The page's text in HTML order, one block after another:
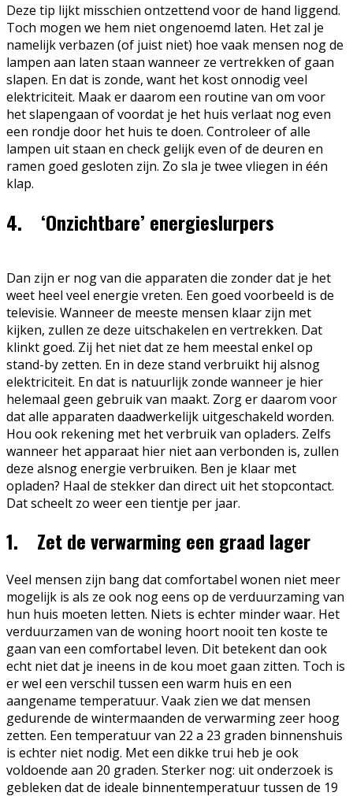
Deze tip lijkt misschien ontzettend voor de hand liggend.
Toch mogen we hem niet ongenoemd laten. Het zal je
namelijk verbazen (of juist niet) hoe vaak mensen nog de
lampen aan laten staan wanneer ze vertrekken of gaan
slapen. En dat is zonde, want het kost onnodig veel
elektriciteit. Maak er daarom een routine van om voor
het slapengaan of voordat je het huis verlaat nog even
een rondje door het huis te doen. Controleer of alle
lampen uit staan en check gelijk even of de deuren en
ramen goed gesloten zijn. Zo sla je twee vliegen in één
klap.
4. ‘Onzichtbare’ energieslurpers
Dan zijn er nog van die apparaten die zonder dat je het
weet heel veel energie vreten. Een goed voorbeeld is de
televisie. Wanneer de meeste mensen klaar zijn met
kijken, zullen ze deze uitschakelen en vertrekken. Dat
klinkt goed. Zij het niet dat ze hem meestal enkel op
stand-by zetten. En in deze stand verbruikt hij alsnog
elektriciteit. En dat is natuurlijk zonde wanneer je hier
helemaal geen gebruik van maakt. Zorg er daarom voor
dat alle apparaten daadwerkelijk uitgeschakeld worden.
Hou ook rekening met het verbruik van opladers. Zelfs
wanneer het apparaat hier niet aan verbonden is, zullen
deze alsnog energie verbruiken. Ben je klaar met
opladen? Haal de stekker dan direct uit het stopcontact.
Dat scheelt zo weer een tientje per jaar.
1. Zet de verwarming een graad lager
Veel mensen zijn bang dat comfortabel wonen niet meer
mogelijk is als ze ook nog eens op de verduurzaming van
hun huis moeten letten. Niets is echter minder waar. Het
verduurzamen van de woning hoort nooit ten koste te
gaan van een comfortabel leven. Dit betekent dan ook
echt niet dat je ineens in de kou moet gaan zitten. Toch is
er wel een verschil tussen een warm huis en een
aangename temperatuur. Vaak zien we dat mensen
gedurende de wintermaanden de verwarming zeer hoog
zetten. Een temperatuur van 22 a 23 graden binnenshuis
is echter niet nodig. Met een dikke trui heb je ook
voldoende aan 20 graden. Sterker nog: uit onderzoek is
gebleken dat de ideale binnentemperatuur tussen de 19